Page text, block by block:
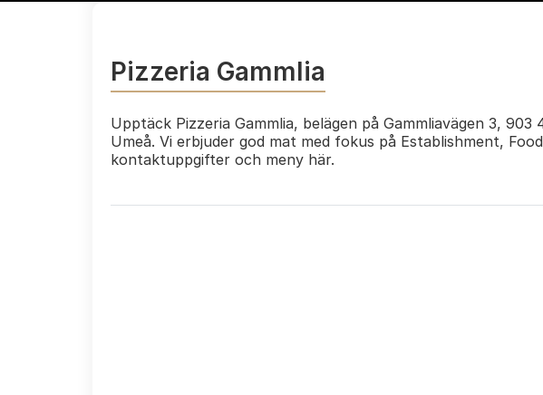
Pizzeria Gammlia
Upptäck Pizzeria Gammlia, belägen på Gammliavägen 3,
Umeå. Vi erbjuder god mat med fokus på Establishment,
kontaktuppgifter och meny här.